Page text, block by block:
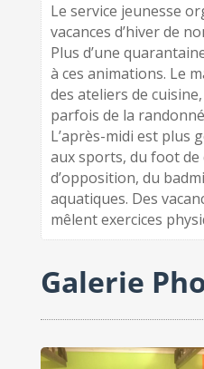
Le service jeunesse
vacances d’hiver de
Plus d’une
à ces animations. Le
des ateliers de
parfois de la
L’après-midi est plus
aux sports, du foot
d’opposition, du
aquatiques. Des
mêlent exercices
Galerie